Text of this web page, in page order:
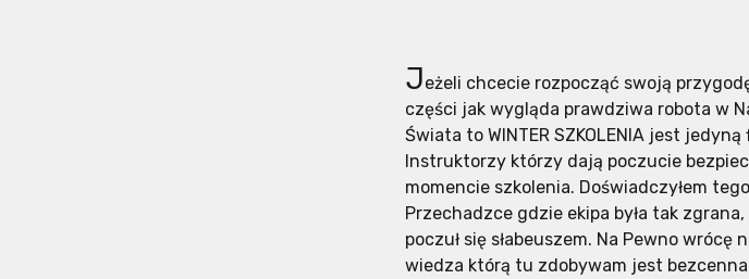
Jeżeli chcecie rozpocząć swoją
części jak wygląda prawdziwa robota w
Świata to WINTER SZKOLENIA jest
Instruktorzy którzy dają poczucie
momencie szkolenia. Doświadczyłem
Przechadzce gdzie ekipa była tak
poczuł się słabeuszem. Na Pewno
wiedza którą tu zdobywam jest